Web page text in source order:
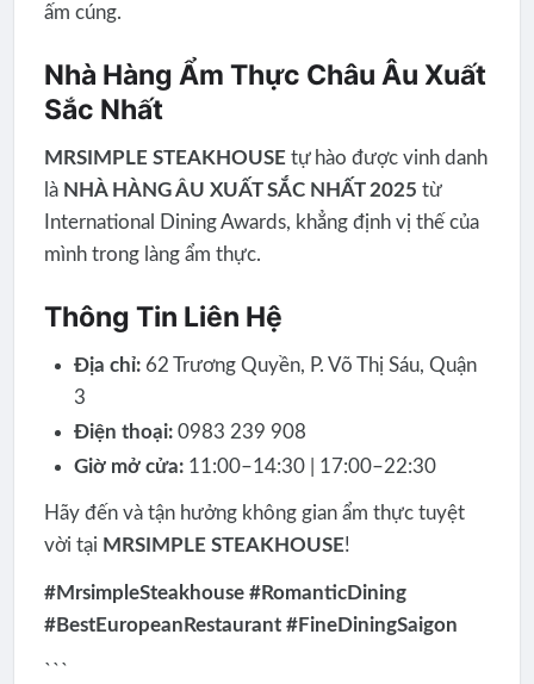
ấm cúng.
Nhà Hàng Ẩm Thực Châu Âu Xuất
Sắc Nhất
MRSIMPLE STEAKHOUSEtự hào được vinh danh
là NHÀ HÀNG ÂU XUẤT SẮC NHẤT 2025 từ
International Dining Awards, khẳng định vị thế của
mình trong làng ẩm thực.
Thông Tin Liên Hệ
Địa chỉ:62 Trương Quyền, P. Võ Thị Sáu, Quận
3
Điện thoại:0983 239 908
Giờ mở cửa:11:00–14:30 | 17:00–22:30
Hãy đến và tận hưởng không gian ẩm thực tuyệt
vời tại MRSIMPLE STEAKHOUSE!
#MrsimpleSteakhouse #RomanticDining
#BestEuropeanRestaurant #FineDiningSaigon
```